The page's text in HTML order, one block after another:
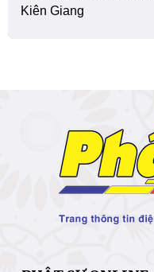
Kiên Giang